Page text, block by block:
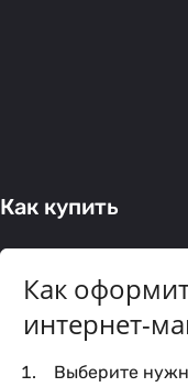
Как купить
Как
интернет-
Выберите